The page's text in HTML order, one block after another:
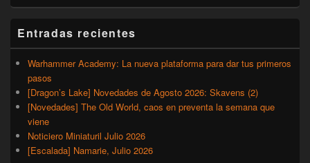
Entradas recientes
Warhammer Academy: La nueva plataforma para dar tus primeros
pasos
[Dragon’s Lake] Novedades de Agosto 2026: Skavens (2)
[Novedades] The Old World, caos en preventa la semana que
viene
Noticiero Miniaturil Julio 2026
[Escalada] Namarie, Julio 2026